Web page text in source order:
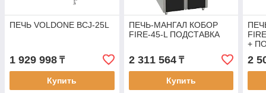
ПЕЧЬ VOLDONE BCJ-25L
1 929 998 ₸
Купить
ПЕЧЬ-МАНГАЛ КОБОР
FIRE-45-L ПОДСТАВКА
2 311 564₸
Купить
+
2